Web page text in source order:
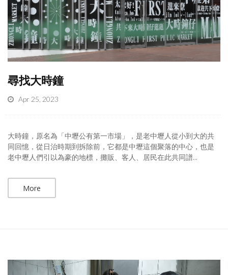
尋找大時鐘
Apr 25, 2023
大時鐘，原名為「中壢公有第一市場」，是老中壢人從小到大的共
同回憶，從日治時期到拆除前，它都是中壢這個聚落的中心，也是
老中壢人們引以為豪的地標，攤販、客人、居民在此共同譜...
More